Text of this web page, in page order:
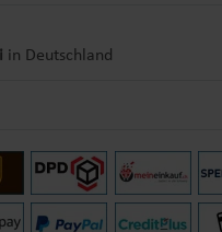
in Deutschland